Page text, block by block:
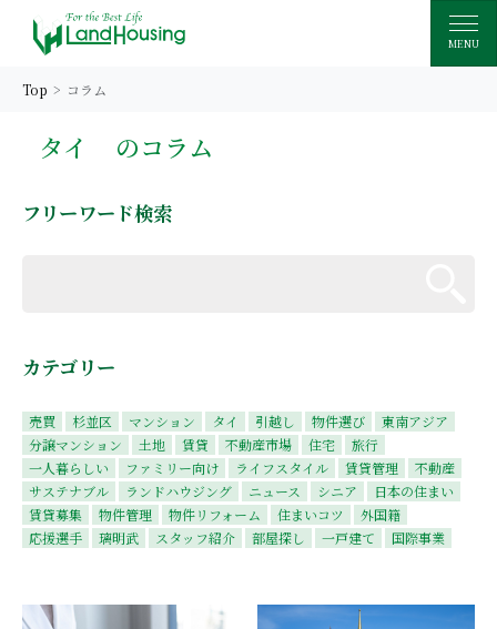
MENU
Top コラム
タイ のコラム
フリーワード検索
カテゴリー
売買 杉並区 マンション タイ 引越し 物件選び
東南アジア
分譲マンション
土地 賃貸 不動産市場 住宅
旅行
一人暮らしい
ファミリー向け ライフスタイル 賃貸管理
不動産
サステナブル
ランドハウジング ニュース シニア
日本の住まい
賃貸募集
物件管理 物件リフォーム 住まいコツ
外国籍
応援選手
璃明武 スタッフ紹介 部屋探し 一戸建て 国際事業